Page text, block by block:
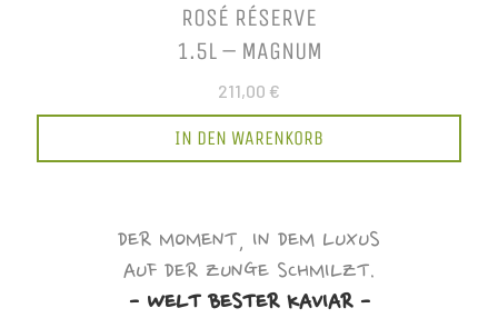
ROSÉ RÉSERVE
1.5L – MAGNUM
211,00 €
IN DEN WARENKORB
DER MOMENT, IN DEM LUXUS
AUF DER ZUNGE SCHMILZT.
- WELT BESTER KAVIAR -